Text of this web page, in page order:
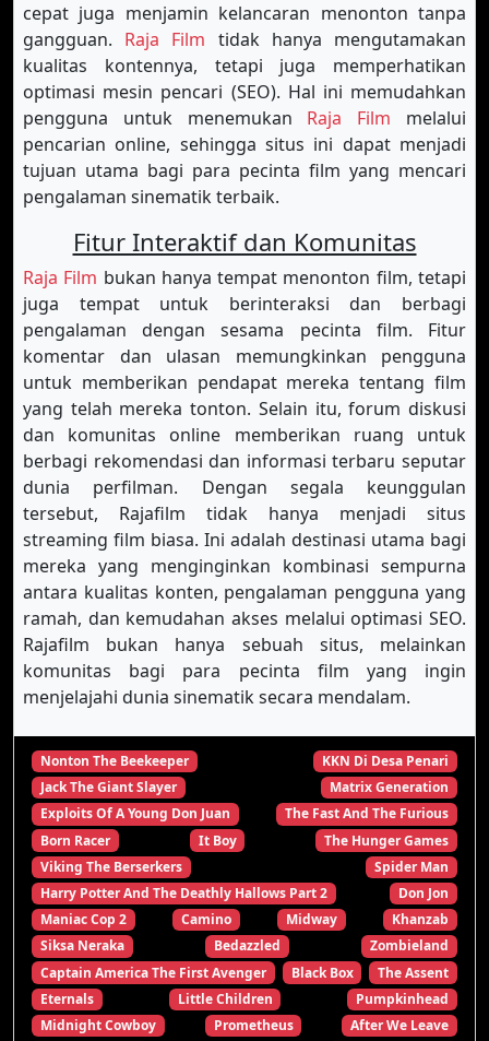
cepat juga menjamin kelancaran menonton tanpa
gangguan. Raja Film tidak hanya mengutamakan
kualitas kontennya, tetapi juga memperhatikan
optimasi mesin pencari (SEO). Hal ini memudahkan
pengguna untuk menemukan Raja Film melalui
pencarian online, sehingga situs ini dapat menjadi
tujuan utama bagi para pecinta film yang mencari
pengalaman sinematik terbaik.
Fitur Interaktif dan Komunitas
Raja Film bukan hanya tempat menonton film, tetapi
juga tempat untuk berinteraksi dan berbagi
pengalaman dengan sesama pecinta film. Fitur
komentar dan ulasan memungkinkan pengguna
untuk memberikan pendapat mereka tentang film
yang telah mereka tonton. Selain itu, forum diskusi
dan komunitas online memberikan ruang untuk
berbagi rekomendasi dan informasi terbaru seputar
dunia perfilman. Dengan segala keunggulan
tersebut, Rajafilm tidak hanya menjadi situs
streaming film biasa. Ini adalah destinasi utama bagi
mereka yang menginginkan kombinasi sempurna
antara kualitas konten, pengalaman pengguna yang
ramah, dan kemudahan akses melalui optimasi SEO.
Rajafilm bukan hanya sebuah situs, melainkan
komunitas bagi para pecinta film yang ingin
menjelajahi dunia sinematik secara mendalam.
Nonton The Beekeeper
KKN Di Desa Penari
Jack The Giant Slayer
Matrix Generation
Exploits Of A Young Don Juan
The Fast And The Furious
Born Racer
It Boy
The Hunger Games
Viking The Berserkers
Spider Man
Harry Potter And The Deathly Hallows Part 2
Don Jon
Maniac Cop 2
Camino Midway
Khanzab
Siksa Neraka
Bedazzled
Zombieland
Captain America The First Avenger
Black Box
The Assent
Eternals
Little Children
Pumpkinhead
Midnight Cowboy
Prometheus
After We Leave